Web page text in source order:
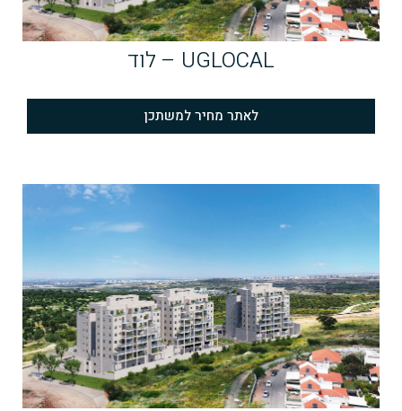
UGLOCAL – לוד
לאתר מחיר למשתכן